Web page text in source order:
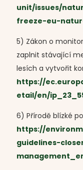
unit/issues/
freeze-eu-
5) Zákon o
zaplnit stávající
lesích a vytvořit
https://
etail/en/
6) Přírodě blízké
https://
guidelines-